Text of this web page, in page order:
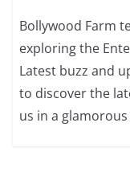
Bollywood Farm
exploring the
Latest buzz and
to discover the
us in a